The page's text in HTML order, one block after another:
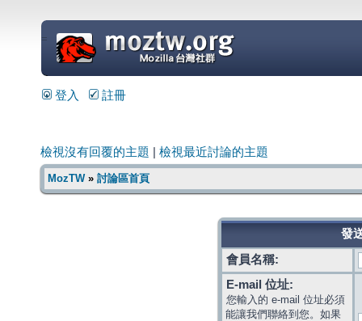
=
登入 註冊
檢視沒有回覆的主題 檢視最近討論的主題
MozTW» 討論區首頁
發
會員名稱:
E-mail 位址:
您輸入的 e-mail 位址必須
能讓我們聯絡到您。如果